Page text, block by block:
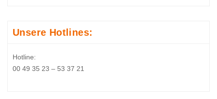
Unsere Hotlines:
Hotline:
00 49 35 23 – 53 37 21